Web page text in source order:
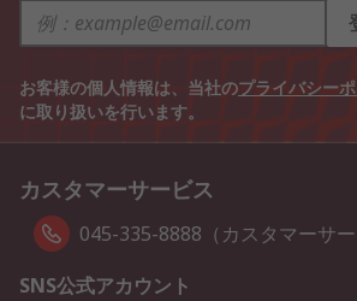
お客様の個人情報は、当社のプライバシー
に取り扱いを行います。
カスタマーサービス
045-335-8888（カスタマーサー
SNS公式アカウント